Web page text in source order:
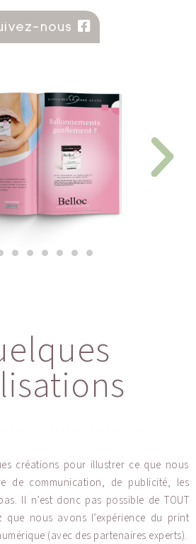
nous
créations pour illustrer ce que nous
de communication, de publicité, les
Il n’est donc pas possible de TOUT
que nous avons l’expérience du print
(avec des partenaires experts).